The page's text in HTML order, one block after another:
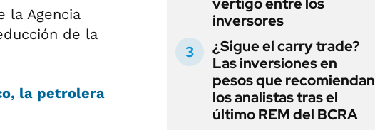
la Agencia
de la
la petrolera
inversores
¿Sigue el carry trade?
Las inversiones en
pesos que recomiendan
los analistas tras el
último REM del BCRA